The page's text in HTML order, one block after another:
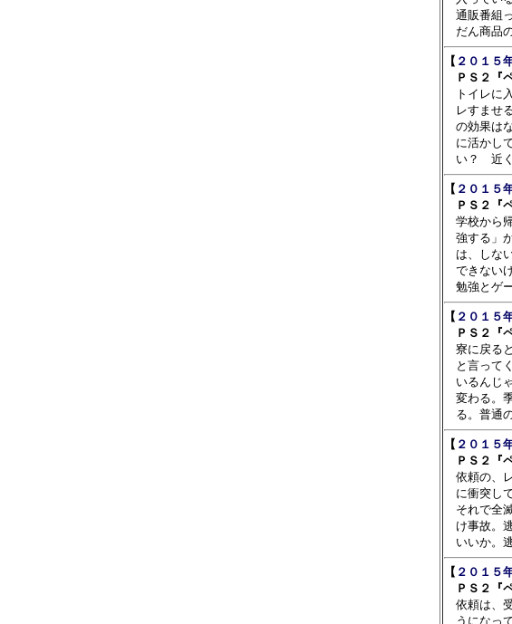
通販番組
【 ２０１５
ＰＳ２『
トイレに
レすませ
の効果は
に活かし
【 ２０１５
ＰＳ２『
学校から
強する」
は、しな
できない
【 ２０１５
ＰＳ２『
寮に戻る
と言って
いるんじ
変わる。
【 ２０１５
ＰＳ２『
依頼の、
に衝突し
それで全
け事故。
【 ２０１５
ＰＳ２『
依頼は、
うになっ